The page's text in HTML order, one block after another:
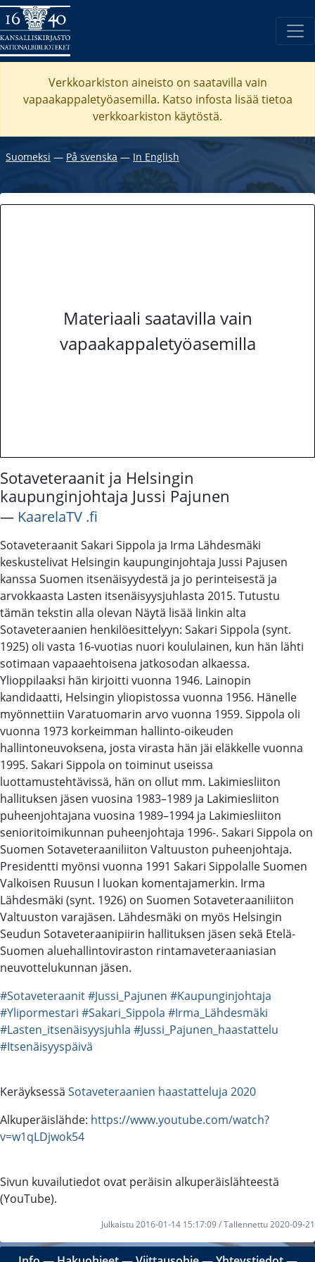
Verkkoarkiston aineisto on saatavilla vain
vapaakappaletyöasemilla. Katso infosta lisää tietoa
verkkoarkiston käytöstä.
Suomeksi ― På svenska ― In English
Materiaali saatavilla vain
vapaakappaletyöasemilla
Sotaveteraanit ja Helsingin
kaupunginjohtaja Jussi Pajunen
― KaarelaTV .fi
Sotaveteraanit Sakari Sippola ja Irma Lähdesmäki
keskustelivat Helsingin kaupunginjohtaja Jussi Pajusen
kanssa Suomen itsenäisyydestä ja jo perinteisestä ja
arvokkaasta Lasten itsenäisyysjuhlasta 2015. Tutustu
tämän tekstin alla olevan Näytä lisää linkin alta
Sotaveteraanien henkilöesittelyyn: Sakari Sippola (synt.
1925) oli vasta 16-vuotias nuori koululainen, kun hän lähti
sotimaan vapaaehtoisena jatkosodan alkaessa.
Ylioppilaaksi hän kirjoitti vuonna 1946. Lainopin
kandidaatti, Helsingin yliopistossa vuonna 1956. Hänelle
myönnettiin Varatuomarin arvo vuonna 1959. Sippola oli
vuonna 1973 korkeimman hallinto-oikeuden
hallintoneuvoksena, josta virasta hän jäi eläkkelle vuonna
1995. Sakari Sippola on toiminut useissa
luottamustehtävissä, hän on ollut mm. Lakimiesliiton
hallituksen jäsen vuosina 1983–1989 ja Lakimiesliiton
puheenjohtajana vuosina 1989–1994 ja Lakimiesliiton
senioritoimikunnan puheenjohtaja 1996-. Sakari Sippola on
Suomen Sotaveteraaniliiton Valtuuston puheenjohtaja.
Presidentti myönsi vuonna 1991 Sakari Sippolalle Suomen
Valkoisen Ruusun I luokan komentajamerkin. Irma
Lähdesmäki (synt. 1926) on Suomen Sotaveteraaniliiton
Valtuuston varajäsen. Lähdesmäki on myös Helsingin
Seudun Sotaveteraanipiirin hallituksen jäsen sekä Etelä-
Suomen aluehallintoviraston rintamaveteraaniasian
neuvottelukunnan jäsen.
#Sotaveteraanit#Jussi_Pajunen #Kaupunginjohtaja
#Ylipormestari #Sakari_Sippola #Irma_Lähdesmäki
#Lasten_itsenäisyysjuhla #Jussi_Pajunen_haastattelu
#Itsenäisyyspäivä
Keräyksessä Sotaveteraanien haastatteluja 2020
Alkuperäislähde: https://www.youtube.com/watch?
v=w1qLDjwok54
Sivun kuvailutiedot ovat peräisin alkuperäislähteestä
(YouTube).
Julkaistu 2016-01-14 15:17:09 / Tallennettu 2020-09-21